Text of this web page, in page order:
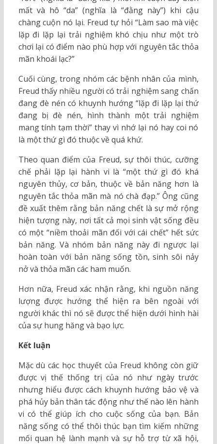
mất và hô “da” (nghĩa là “đằng này”) khi cậu
chàng cuộn nó lại. Freud tự hỏi “Làm sao mà việc
lặp đi lặp lại trải nghiệm khó chịu như một trò
chơi lại có điểm nào phù hợp với nguyên tắc thỏa
mãn khoái lạc?”
Cuối cùng, trong nhóm các bệnh nhân của mình,
Freud thấy nhiều người có trải nghiệm sang chấn
đang đè nén có khuynh hướng “lặp đi lặp lại thứ
đang bị đè nén, hình thành một trải nghiệm
mang tính tạm thời” thay vì nhớ lại nó hay coi nó
là một thứ gì đó thuộc về quá khứ.
Theo quan điểm của Freud, sự thôi thúc, cưỡng
chế phải lặp lại hành vi là “một thứ gì đó khá
nguyên thủy, cơ bản, thuộc về bản năng hơn là
nguyên tắc thỏa mãn mà nó chà đạp.” Ông cũng
đề xuất thêm rằng bản năng chết là sự mở rộng
hiện tượng này, nơi tất cả mọi sinh vật sống đều
có một “niềm thoải mãn đối với cái chết” hết sức
bản năng. Và nhóm bản năng này đi ngược lại
hoàn toàn với bản năng sống tồn, sinh sôi nảy
nở và thỏa mãn các ham muốn.
Hơn nữa, Freud xác nhận rằng, khi nguồn năng
lượng được hướng thể hiện ra bên ngoài với
người khác thì nó sẽ được thể hiện dưới hình hài
của sự hung hăng và bạo lực.
Kết luận
Mặc dù các học thuyết của Freud không còn giữ
được vị thế thống trị của nó như ngày trước
nhưng hiểu được cách khuynh hướng bảo vệ và
phá hủy bản thân tác động như thế nào lên hành
vi có thể giúp ích cho cuộc sống của bạn. Bản
năng sống có thể thôi thúc bạn tìm kiếm những
mối quan hệ lành mạnh và sự hỗ trợ từ xã hội,